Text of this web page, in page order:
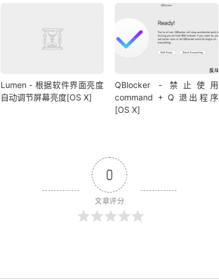
Lumen - 根据软件界面亮度
自动调节屏幕亮度[OS X]
QBlocker - 禁止使用
command + Q 退出程序
[OS X]
0
文章评分